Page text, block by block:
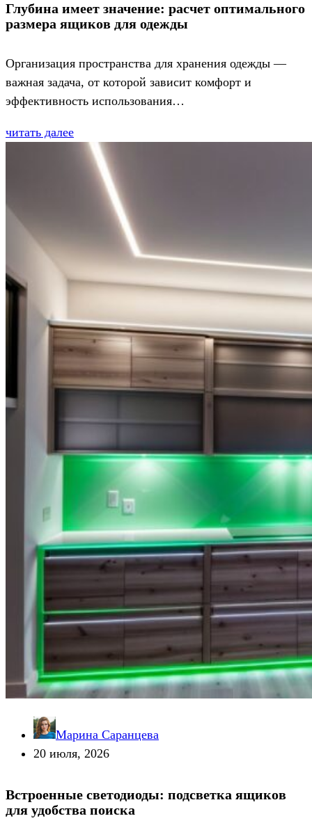
Глубина имеет значение: расчет оптимального
размера ящиков для одежды
Организация пространства для хранения одежды —
важная задача, от которой зависит комфорт и
эффективность использования…
читать далее
Марина Саранцева
20 июля, 2026
Встроенные светодиоды: подсветка ящиков
для удобства поиска